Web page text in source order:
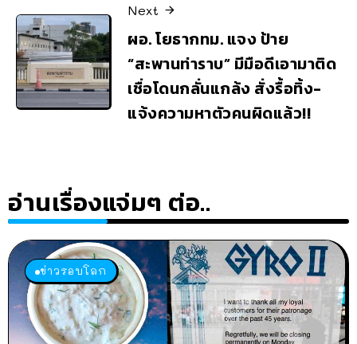
Next
ผอ. โยธากทม. แจง ป้าย
“สะพานท่าราบ” มีมือดีเอามาติด
เชื่อโดนกลั่นแกล้ง สั่งรื้อทิ้ง-
แจ้งความหาตัวคนผิดแล้ว!!
อ่านเรื่องแจ่มๆ ต่อ..
ข่าวรอบโลก